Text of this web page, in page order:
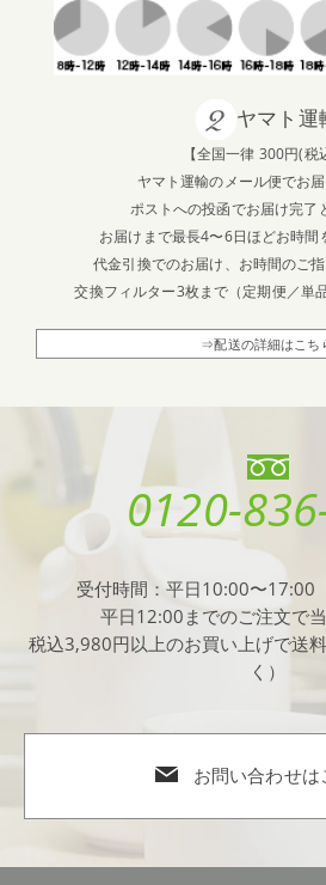
ヤマト運
【全国一律 300円(税
ヤマト運輸のメール便でお届
ポストへの投函でお届け完了
お届けまで最長4〜6日ほどお時間
代金引換でのお届け、お時間のご指
交換フィルター3枚まで（定期便／単
⇒配送の詳細はこち
0120-
受付時間：平日10:00〜17:00
平日12:00までのご注文で
税込3,980円以上のお買い上げで送
く）
お問い合わせは